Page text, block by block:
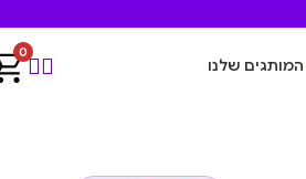
המותגים שלנו
0